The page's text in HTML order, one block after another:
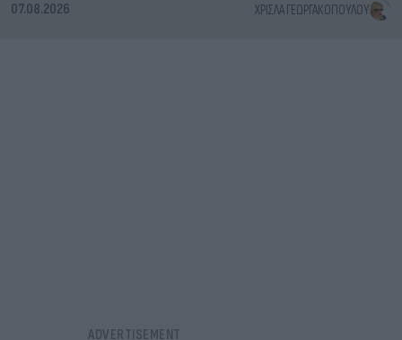
07.08.2026 ΧΡΊΣΛΑ ΓΕΩΡΓΑΚΟΠΟΎΛΟΥ